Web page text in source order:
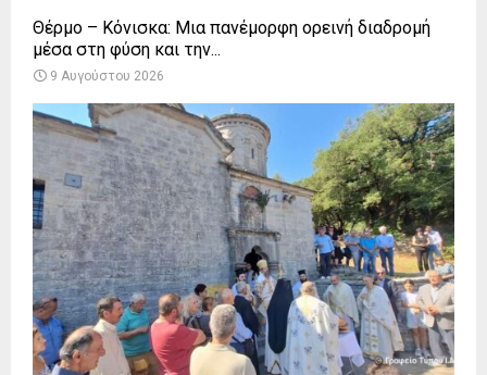
Θέρμο – Κόνισκα: Μια πανέμορφη ορεινή διαδρομή
μέσα στη φύση και την...
9 Αυγούστου 2026